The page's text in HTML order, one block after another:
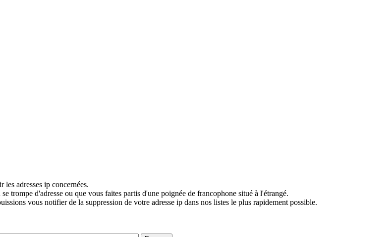
les adresses ip concernées.
trompe d'adresse ou que vous faites partis d'une poignée de francophone situé à l'étrangé.
vous notifier de la suppression de votre adresse ip dans nos listes le plus rapidement possible.